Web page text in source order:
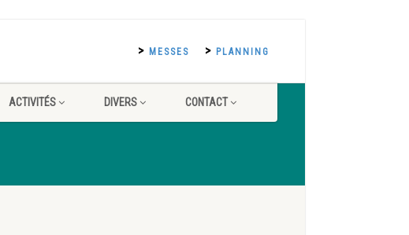
MESSES PLANNING
ACTIVITÉS DIVERS CONTACT